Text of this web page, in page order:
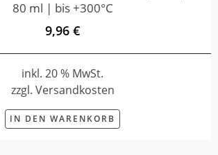
80 ml | bis +300°C
9,96 €
inkl. 20 % MwSt.
zzgl. Versandkosten
IN DEN WARENKORB